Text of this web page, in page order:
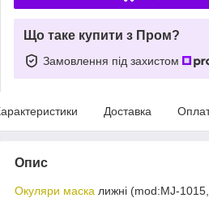
Що таке купити з Пром?
Замовлення під захистом
Доставка
Опис
Окуляри маска лижні (mod:MJ-